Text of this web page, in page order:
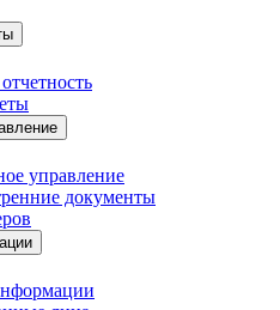
управление
документы